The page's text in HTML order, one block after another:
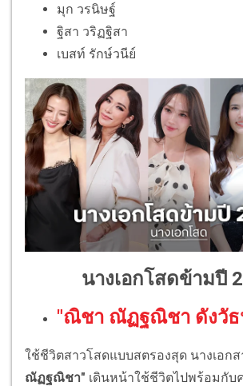
มุก วรนิษฐ์
ฐิสา วริฏฐิสา
เบสท์ รักษ์วนีย์
นางเอกโสดข้ามปี
"ณิชา ณัฏฐณิชา ดังวั
ใช้ชีวิตสาวโสดแบบสตรองสุด นางเอกส
ณัฏฐณิชา" เดินหน้าใช้ชีวิตไปพร้อมกั